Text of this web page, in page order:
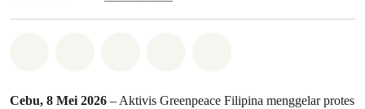
Cebu, 8 Mei 2026 – Aktivis Greenpeace Filipina menggelar protes